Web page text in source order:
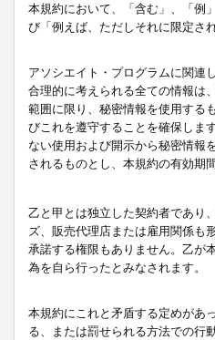
本規約において、「含む」、「例
び「例えば、ただしそれに限定さ
アソシエイト・プログラムに関連
合理的に考えられる全ての情報は
範囲に限り、秘密情報を使用する
びこれを遵守することを確保しま
ない使用および開示から秘密情報
されるものとし、本規約の有効期
乙と甲とは独立した契約者であり
ズ、販売代理店または雇用関係も
承諾する権限もありません。乙が
為を自ら行ったとみなされます。
本規約にこれと矛盾する定めがあ
る、または罰せられる方法での行